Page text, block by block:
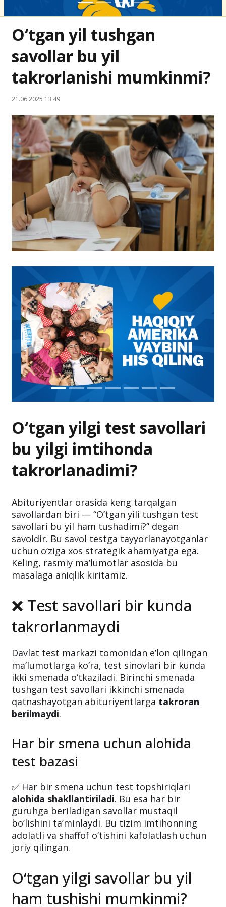
O‘tgan yil tushgan
savollar bu yil
takrorlanishi mumkinmi?
21.06.2025 13:49
O‘tgan yilgi test savollari
bu yilgi imtihonda
takrorlanadimi?
Abituriyentlar orasida keng tarqalgan
savollardan biri — “O‘tgan yili tushgan test
savollari bu yil ham tushadimi?” degan
savoldir. Bu savol testga tayyorlanayotganlar
uchun o‘ziga xos strategik ahamiyatga ega.
Keling, rasmiy ma’lumotlar asosida bu
masalaga aniqlik kiritamiz.
❌ Test savollari bir kunda
takrorlanmaydi
Davlat test markazi tomonidan e’lon qilingan
ma’lumotlarga ko‘ra, test sinovlari bir kunda
ikki smenada o‘tkaziladi. Birinchi smenada
tushgan test savollari ikkinchi smenada
qatnashayotgan abituriyentlarga takroran
berilmaydi.
Har bir smena uchun alohida
test bazasi
✅ Har bir smena uchun test topshiriqlari
alohida shakllantiriladi. Bu esa har bir
guruhga beriladigan savollar mustaqil
bo‘lishini ta’minlaydi. Bu tizim imtihonning
adolatli va shaffof o‘tishini kafolatlash uchun
joriy qilingan.
O‘tgan yilgi savollar bu yil
ham tushishi mumkinmi?